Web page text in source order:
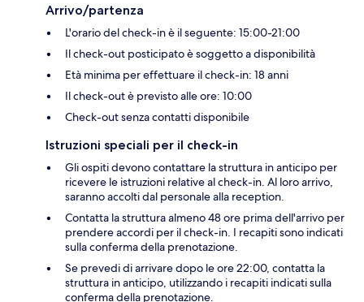
Arrivo/partenza
L'orario del check-in è il seguente: 15:00-21:00
Il check-out posticipato è soggetto a disponibilità
Età minima per effettuare il check-in: 18 anni
Il check-out è previsto alle ore: 10:00
Check-out senza contatti disponibile
Istruzioni speciali per il check-in
Gli ospiti devono contattare la struttura in anticipo per
ricevere le istruzioni relative al check-in. Al loro arrivo,
saranno accolti dal personale alla reception.
Contatta la struttura almeno 48 ore prima dell'arrivo per
prendere accordi per il check-in. I recapiti sono indicati
sulla conferma della prenotazione.
Se prevedi di arrivare dopo le ore 22:00, contatta la
struttura in anticipo, utilizzando i recapiti indicati sulla
conferma della prenotazione.